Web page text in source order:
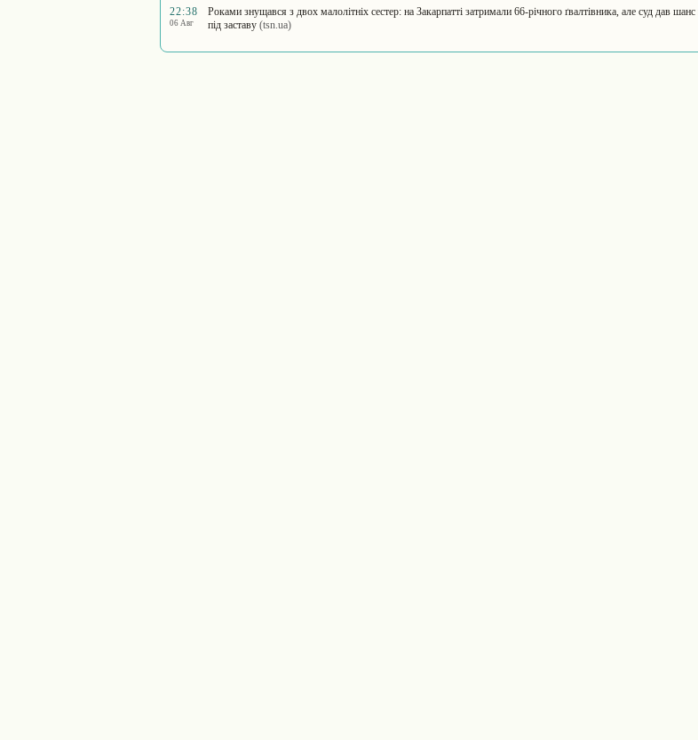
22:38
06 Авг
Роками знущався з двох малолітніх сестер: на Закарпатті затримали 66-річного ґвалтівника, але суд дав
під заставу (tsn.ua)